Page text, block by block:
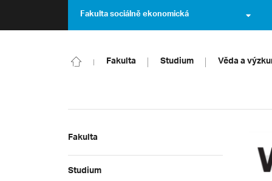
Fakulta sociálně ekonomická
Fakulta Studium Věda a
Fakulta
Studium